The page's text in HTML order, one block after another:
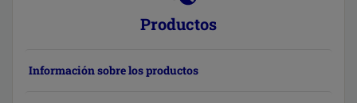
Productos
Información sobre los productos